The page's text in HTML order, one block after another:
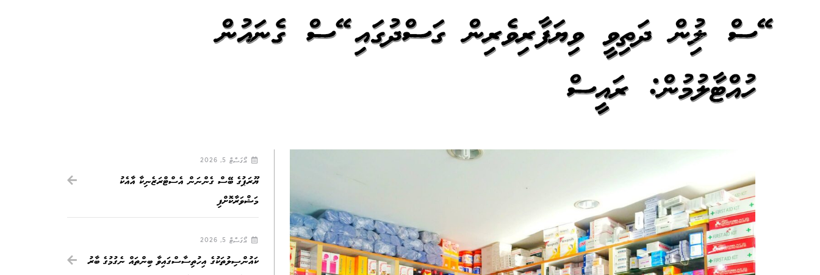
ބޭސް ލިބުން ދަތިވީ ވިޔަފާރިވެރިން ގަސްދުގައި ބޭސް ގެނައުން
ހުއްޓާލުމުން: ރައީސް
އޯގަސްޓް 5, 2026
ޔޫރަޕުގެ ބޭސް ގެންނަން އެސްޓްރަޒެނިކާ އާއެކު
މަޝްވަރާކޮށްފި
އޯގަސްޓް 5, 2026
ކައުންސިލުތަކުގެ އިހުތިސާސްގައިވާ ބިންތައް ނެގުމުގެ ބާރު